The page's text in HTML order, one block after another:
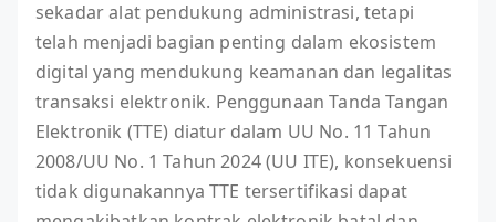
sekadar alat pendukung administrasi, tetapi
telah menjadi bagian penting dalam ekosistem
digital yang mendukung keamanan dan legalitas
transaksi elektronik. Penggunaan Tanda Tangan
Elektronik (TTE) diatur dalam UU No. 11 Tahun
2008/UU No. 1 Tahun 2024 (UU ITE), konsekuensi
tidak digunakannya TTE tersertifikasi dapat